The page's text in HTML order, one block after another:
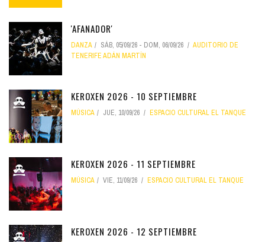
'AFANADOR'
DANZA SÁB, 05/09/26 - DOM, 06/09/26
AUDITORIO DE
TENERIFE ADÁN MARTÍN
KEROXEN 2026 - 10 SEPTIEMBRE
MÚSICA JUE, 10/09/26 ESPACIO CULTURAL EL TANQUE
KEROXEN 2026 - 11 SEPTIEMBRE
MÚSICA VIE, 11/09/26 ESPACIO CULTURAL EL TANQUE
KEROXEN 2026 - 12 SEPTIEMBRE